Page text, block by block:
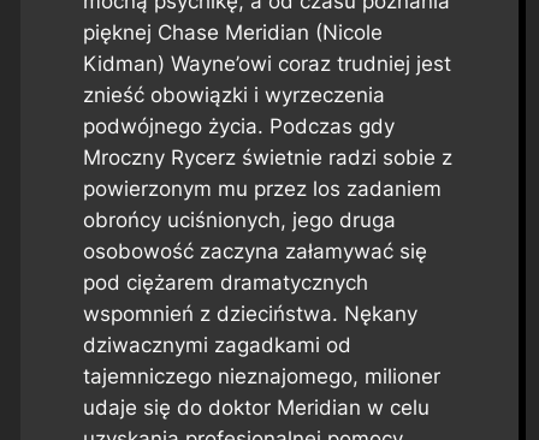
pięknej Chase Meridian (Nicole
Kidman) Wayne’owi coraz trudniej jest
znieść obowiązki i wyrzeczenia
podwójnego życia. Podczas gdy
Mroczny Rycerz świetnie radzi sobie z
powierzonym mu przez los zadaniem
obrońcy uciśnionych, jego druga
osobowość zaczyna załamywać się
pod ciężarem dramatycznych
wspomnień z dzieciństwa. Nękany
dziwacznymi zagadkami od
tajemniczego nieznajomego, milioner
udaje się do doktor Meridian w celu